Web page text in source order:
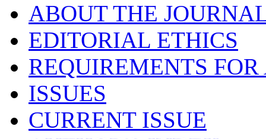
ABOUT THE
EDITORIAL ETHICS
REQUIREMENTS
ISSUES
CURRENT ISSUE